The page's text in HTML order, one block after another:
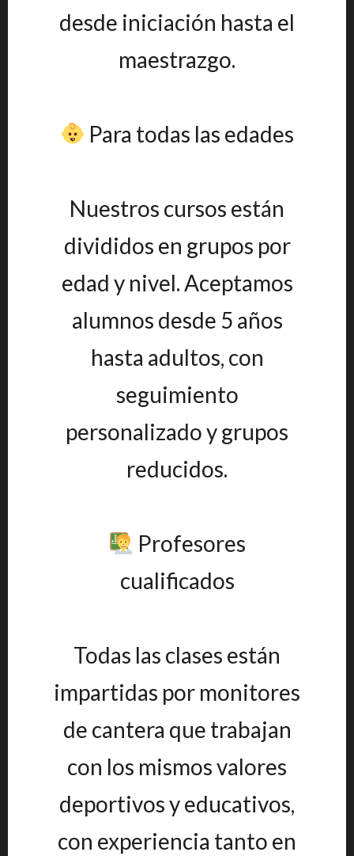
desde iniciación hasta el
maestrazgo.
Para todas las edades
Nuestros cursos están
divididos en grupos por
edad y nivel. Aceptamos
alumnos desde 5 años
hasta adultos, con
seguimiento
personalizado y grupos
reducidos.
Profesores
cualificados
Todas las clases están
impartidas por monitores
de cantera que trabajan
con los mismos valores
deportivos y educativos,
con experiencia tanto en